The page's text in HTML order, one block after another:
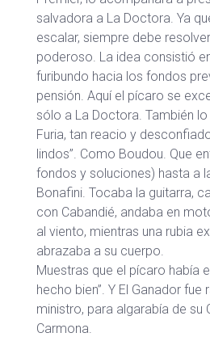
salvadora a La Doctora. Ya
escalar, siempre debe
poderoso. La idea consistió
furibundo hacia los fondos
pensión. Aquí el pícaro se
sólo a La Doctora. También
Furia, tan reacio y
lindos”. Como Boudou. Que
fondos y soluciones) hasta a
Bonafini. Tocaba la guitarra,
con Cabandié, andaba en
al viento, mientras una rubia
abrazaba a su cuerpo.
Muestras que el pícaro había
hecho bien”. Y El Ganador fue
ministro, para algarabía de su
Carmona.